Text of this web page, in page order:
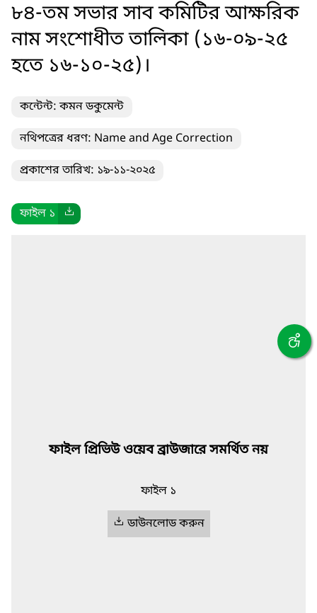
৮৪-তম সভার সাব কমিটির আক্ষরিক
নাম সংশোধীত তালিকা (১৬-০৯-২৫
হতে ১৬-১০-২৫)।
কন্টেন্ট: কমন ডকুমেন্ট
নথিপত্রের ধরণ: Name and Age Correction
প্রকাশের তারিখ: ১৯-১১-২০২৫
ফাইল ১
ফাইল প্রিভিউ ওয়েব ব্রাউজারে সমর্থিত নয়
ফাইল ১
ডাউনলোড করুন